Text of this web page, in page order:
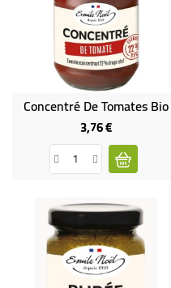
Concentré De Tomates Bio
3,76 €Prix